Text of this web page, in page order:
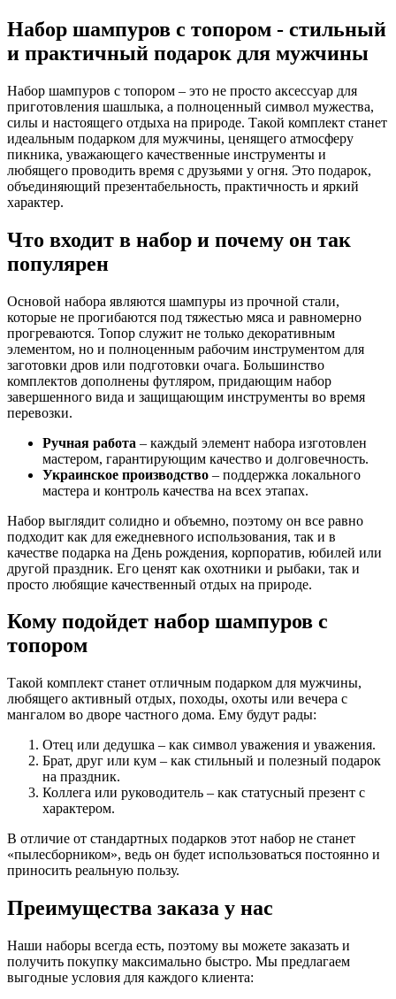
Набор шампуров с топором - стильный
и практичный подарок для мужчины
Набор шампуров с топором – это не просто аксессуар для
приготовления шашлыка, а полноценный символ мужества,
силы и настоящего отдыха на природе. Такой комплект станет
идеальным подарком для мужчины, ценящего атмосферу
пикника, уважающего качественные инструменты и
любящего проводить время с друзьями у огня. Это подарок,
объединяющий презентабельность, практичность и яркий
характер.
Что входит в набор и почему он так
популярен
Основой набора являются шампуры из прочной стали,
которые не прогибаются под тяжестью мяса и равномерно
прогреваются. Топор служит не только декоративным
элементом, но и полноценным рабочим инструментом для
заготовки дров или подготовки очага. Большинство
комплектов дополнены футляром, придающим набор
завершенного вида и защищающим инструменты во время
перевозки.
Ручная работа – каждый элемент набора изготовлен
мастером, гарантирующим качество и долговечность.
Украинское производство – поддержка локального
мастера и контроль качества на всех этапах.
Набор выглядит солидно и объемно, поэтому он все равно
подходит как для ежедневного использования, так и в
качестве подарка на День рождения, корпоратив, юбилей или
другой праздник. Его ценят как охотники и рыбаки, так и
просто любящие качественный отдых на природе.
Кому подойдет набор шампуров с
топором
Такой комплект станет отличным подарком для мужчины,
любящего активный отдых, походы, охоты или вечера с
мангалом во дворе частного дома. Ему будут рады:
Отец или дедушка – как символ уважения и уважения.
Брат, друг или кум – как стильный и полезный подарок
на праздник.
Коллега или руководитель – как статусный презент с
характером.
В отличие от стандартных подарков этот набор не станет
«пылесборником», ведь он будет использоваться постоянно и
приносить реальную пользу.
Преимущества заказа у нас
Наши наборы всегда есть, поэтому вы можете заказать и
получить покупку максимально быстро. Мы предлагаем
выгодные условия для каждого клиента: